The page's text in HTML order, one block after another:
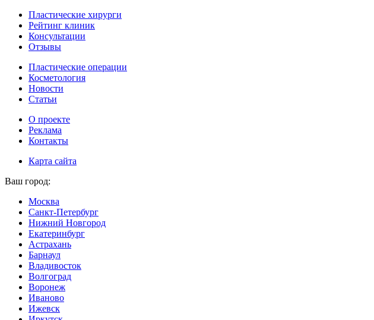
Пластические хирурги
Рейтинг клиник
Консультации
Отзывы
Пластические операции
Косметология
Новости
Статьи
О проекте
Реклама
Контакты
Карта сайта
Ваш город:
Москва
Санкт-Петербург
Нижний Новгород
Екатеринбург
Астрахань
Барнаул
Владивосток
Волгоград
Воронеж
Иваново
Ижевск